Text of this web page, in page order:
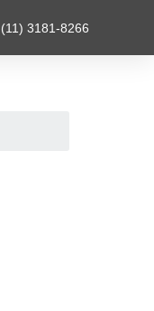
(11) 3181-8266